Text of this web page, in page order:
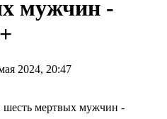
мужчин -
2024, 20:47